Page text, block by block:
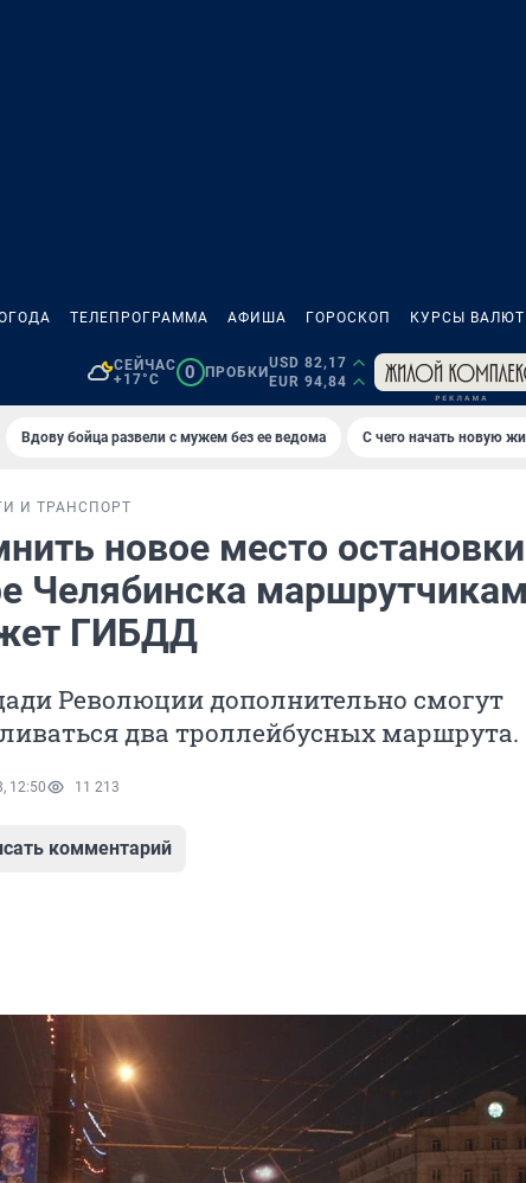
ТЕЛЕПРОГРАММА АФИША ГОРОСКОП КУРСЫ ВАЛЮТ
СЕЙЧАС
+17°C
0 ПРОБКИ
USD 82,17
EUR 94,84
Вдову бойца развели с мужем без ее ведома С чего начать новую
И ТРАНСПОРТ
новое место
Челябинска маршрутчикам
ГИБДД
Революции дополнительно смогут
два троллейбусных маршрута.
12:50 11 213
комментарий